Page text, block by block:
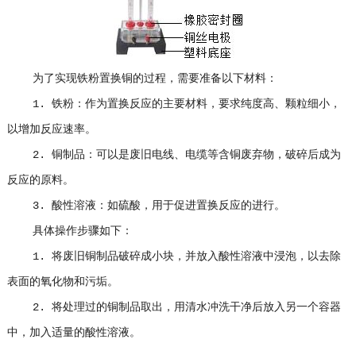
为了实现铁粉置换铜的过程，需要准备以下材料：
1. 铁粉：作为置换反应的主要材料，要求纯度高、颗粒细小，
以增加反应速率。
2. 铜制品：可以是废旧电线、电缆等含铜废弃物，破碎后成为
反应的原料。
3. 酸性溶液：如硫酸，用于促进置换反应的进行。
具体操作步骤如下：
1. 将废旧铜制品破碎成小块，并放入酸性溶液中浸泡，以去除
表面的氧化物和污垢。
2. 将处理过的铜制品取出，用清水冲洗干净后放入另一个容器
中，加入适量的酸性溶液。